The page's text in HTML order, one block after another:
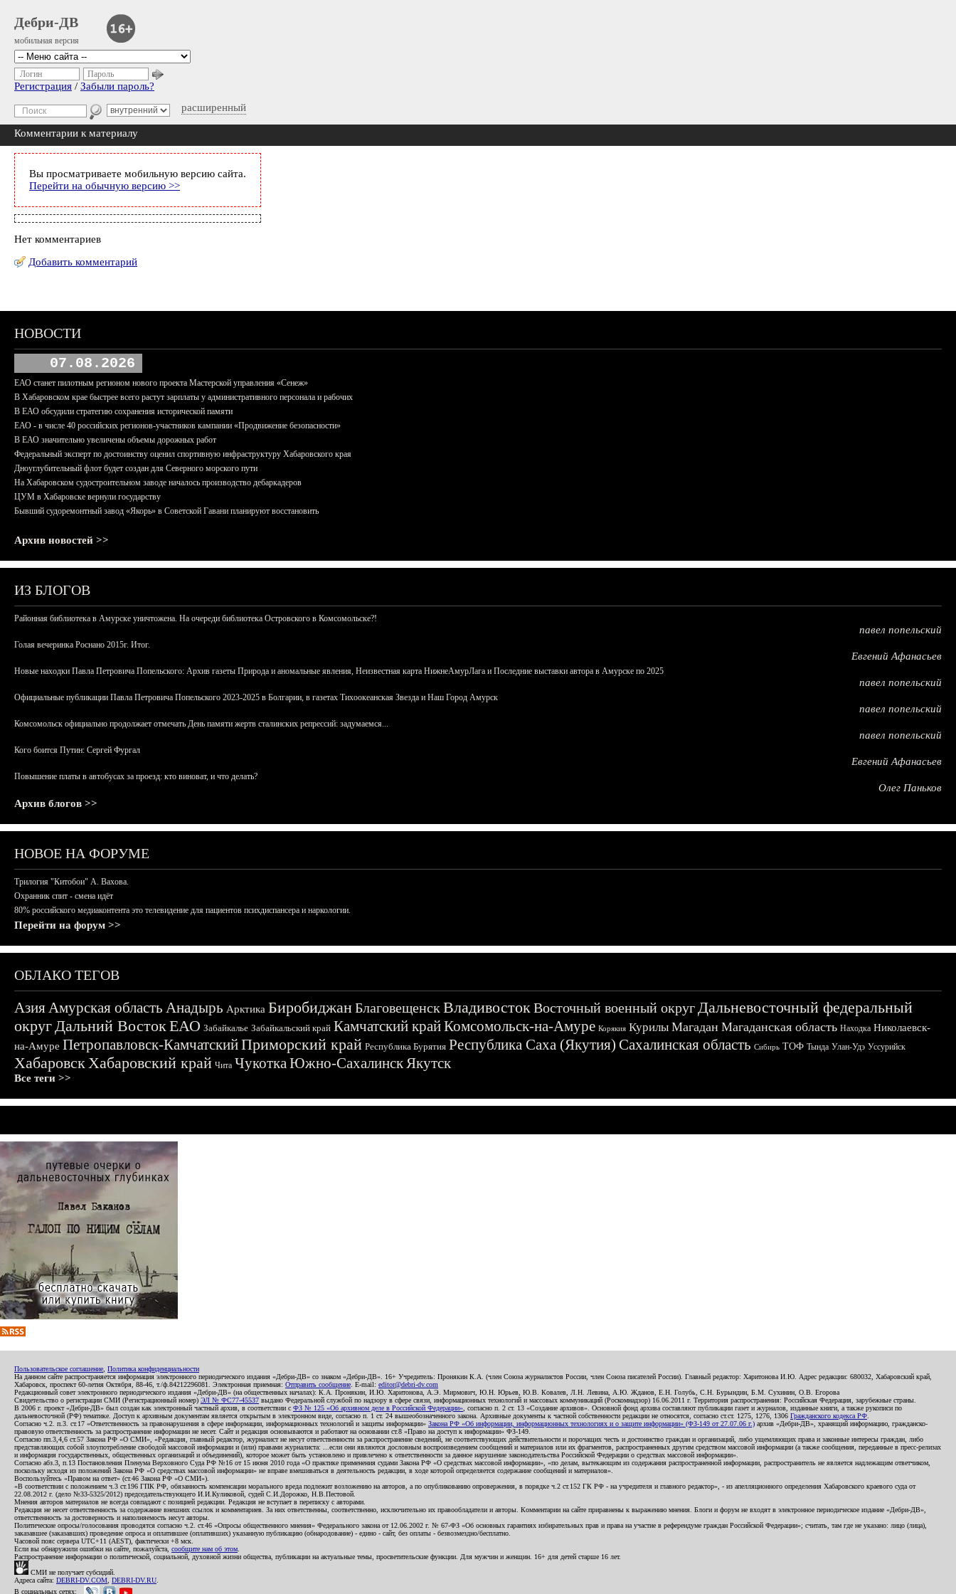
Дебри-ДВ
мобильная версия
расширенный
Логин Пароль
Регистрация / Забыли пароль?
Комментарии к материалу
Вы просматриваете мобильную версию сайта.
Перейти на обычную версию >>
Нет комментариев
Добавить комментарий
НОВОСТИ
07.08.2026
ЕАО станет пилотным регионом нового проекта Мастерской управления «Сенеж»
В Хабаровском крае быстрее всего растут зарплаты у административного персонала и рабочих
В ЕАО обсудили стратегию сохранения исторической памяти
ЕАО - в числе 40 российских регионов-участников кампании «Продвижение безопасности»
В ЕАО значительно увеличены объемы дорожных работ
Федеральный эксперт по достоинству оценил спортивную инфраструктуру Хабаровского края
Дноуглубительный флот будет создан для Северного морского пути
На Хабаровском судостроительном заводе началось производство дебаркадеров
ЦУМ в Хабаровске вернули государству
Бывший судоремонтный завод «Якорь» в Советской Гавани планируют восстановить
Архив новостей >>
ИЗ БЛОГОВ
Районная библиотека в Амурске уничтожена. На очереди библиотека Островского в Комсомольске?!
павел попельский
Голая вечеринка Роснано 2015г. Итог.
Евгений Афанасьев
Новые находки Павла Петровича Попельского: Архив газеты Природа и аномальные явления, Неизвестная карта НижнеАмурЛага и Последние выставки автора в Амурске по 2025
павел попельский
Официальные публикации Павла Петровича Попельского 2023-2025 в Болгарии, в газетах Тихоокеанская Звезда и Наш Город Амурск
павел попельский
Комсомольск официально продолжает отмечать День памяти жертв сталинских репрессий: задумаемся...
павел попельский
Кого боится Путин: Сергей Фургал
Евгений Афанасьев
Повышение платы в автобусах за проезд: кто виноват, и что делать?
Олег Паньков
Архив блогов >>
НОВОЕ НА ФОРУМЕ
Трилогия "Китобои" А. Вахова.
Охранник спит - смена идёт
80% российского медиаконтента это телевидение для пациентов психдиспансера и наркологии.
Перейти на форум >>
ОБЛАКО ТЕГОВ
АзияАмурская область Анадырь Арктика БиробиджанБлаговещенскВладивостокВосточный военный округДальневосточный федеральный
округДальний ВостокЕАО Забайкалье Забайкальский край Камчатский крайКомсомольск-на-Амуре Корякия Курилы Магадан Магаданская область Находка Николаевск-
на-Амуре Петропавловск-КамчатскийПриморский край Республика Бурятия Республика Саха (Якутия) Сахалинская область Сибирь ТОФ Тында Улан-Удэ Уссурийск
ХабаровскХабаровский край Чита ЧукоткаЮжно-СахалинскЯкутск
Все теги >>
Пользовательское соглашение Политика конфиденциальности
На данном сайте распространяется информация электронного периодического издания «Дебри-ДВ» со знаком «Дебри-ДВ». 16+ Учредитель: Пронякин К.А. (член Союза журналистов России, член Союза писателей России). Главный редактор: Харитонова И.Ю. Адрес редакции: 680032, Хабаровский край,
Хабаровск, проспект 60-летия Октября, 88-46, т./ф.84212296081. Электронная приемная: Отправить сообщение . E-mail: editor@debri-dv.com
Редакционный совет электронного периодического издания «Дебри-ДВ» (на общественных началах): К.А. Пронякин, И.Ю. Харитонова, А.Э. Мирмович, Ю.Н. Юрьев, Ю.В. Ковалев, Л.Н. Левина, А.Ю. Жданов, Е.Н. Голубь, С.Н. Бурындин, Б.М. Сухинин, О.В. Егорова
Свидетельство о регистрации СМИ (Регистрационный номер) ЭЛ № ФС77-45537 выдано Федеральной службой по надзору в сфере связи, информационных технологий и массовых коммуникаций (Роскомнадзор) 16.06.2011 г. Территория распространения: Российская Федерация, зарубежные страны.
В 2006 г. проект «Дебри-ДВ» был создан как электронный частный архив, в соответствии с ФЗ № 125 «Об архивном деле в Российской Федерации» , согласно п. 2 ст. 13 «Создание архивов». Основной фонд архива составляют публикации газет и журналов, изданные книги, а также рукописи по
дальневосточной (РФ) тематике. Доступ к архивным документам является открытым в электронном виде, согласно п. 1 ст. 24 вышеобозначенного закона. Архивные документы к частной собственности редакции не относятся, согласно ст.ст. 1275, 1276, 1306 Гражданского кодекса РФ
Согласно ч.2. п.3. ст.17 «Ответственность за правонарушения в сфере информации, информационных технологий и защиты информации» Закона РФ «Об информации, информационных технологиях и о защите информации» (ФЗ-149 от 27.07.06 г.) архив «Дебри-ДВ», хранящий информацию, гражданско-
правовую ответственность за распространение информации не несет. Сайт и редакция основываются и работают на основании ст.8 «Право на доступ к информации» ФЗ-149.
Согласно пп.3,4,6 ст.57 Закона РФ «О СМИ», «Редакция, главный редактор, журналист не несут ответственности за распространение сведений, не соответствующих действительности и порочащих честь и достоинство граждан и организаций, либо ущемляющих права и законные интересы граждан, либо
представляющих собой злоупотребление свободой массовой информации и (или) правами журналиста: ...если они являются дословным воспроизведением сообщений и материалов или их фрагментов, распространенных другим средством массовой информации (а также сообщения, переданные в пресс-релизах
и информация государственных, общественных организаций и объединений), которое может быть установлено и привлечено к ответственности за данное нарушение законодательства Российской Федерации о средствах массовой информации».
Согласно абз.3, п.13 Постановления Пленума Верховного Суда РФ №16 от 15 июня 2010 года «О практике применения судами Закона РФ «О средствах массовой информации», «по делам, вытекающим из содержания распространенной информации, распространитель не является надлежащим ответчиком,
поскольку исходя из положений Закона РФ «О средствах массовой информации» не вправе вмешиваться в деятельность редакции, в ходе которой определяется содержание сообщений и материалов».
Воспользуйтесь «Правом на ответ» (ст.46 Закона РФ «О СМИ»).
«В соответствии с положением ч.3 ст.196 ГПК РФ, обязанность компенсации морального вреда подлежит возложению на авторов, а по опубликованию опровержения, в порядке ч.2 ст.152 ГК РФ - на учредителя и главного редактор», - из апелляционного определения Хабаровского краевого суда от
22.08.2012 г. (дело №33-5325/2012) председательствующего И.И.Куликовой, судей С.И.Дорожко, Н.В.Пестовой.
Мнения авторов материалов не всегда совпадают с позицией редакции. Редакция не вступает в переписку с авторами.
Редакция не несет ответственность за содержание внешних ссылок и комментариев. За них ответственны, соответственно, исключительно их правообладатели и авторы. Комментарии на сайте приравнены к выражению мнения. Блоги и форум не входят в электронное периодическое издание «Дебри-ДВ»,
ответственность за достоверность и наполняемость несут авторы.
Политические опросы/голосования проводятся согласно ч.2. ст.46 «Опросы общественного мнения» Федерального закона от 12.06.2002 г. № 67-ФЗ «Об основных гарантиях избирательных прав и права на участие в референдуме граждан Российской Федерации»; считать, там где не указано: лицо (лица),
заказавшее (заказавших) проведение опроса и оплатившее (оплативших) указанную публикацию (обнародование) - едино - сайт, без оплаты - безвозмездно/бесплатно.
Часовой пояс сервера UTC+11 (AEST), фактически +8 мск.
Если вы обнаружили ошибки на сайте, пожалуйста, сообщите нам об этом
Распространение информации о политической, социальной, духовной жизни общества, публикации на актуальные темы, просветительские функции. Для мужчин и женщин. 16+ для детей старше 16 лет.
СМИ не получает субсидий.
Адреса сайта: DEBRI-DV.COM DEBRI-DV.RU
В социальных сетях: